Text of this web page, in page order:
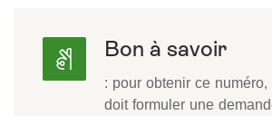
Bon à savoir
: pour obtenir ce numéro,
doit formuler une